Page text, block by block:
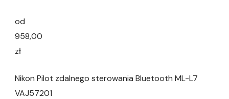
od
958,00
zł
Nikon Pilot zdalnego sterowania Bluetooth ML-L7
VAJ57201